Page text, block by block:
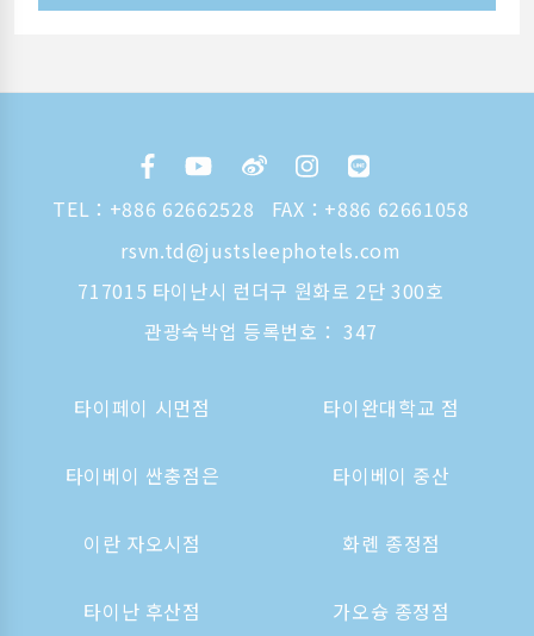
TEL： +886 62662528
FAX：+886 62661058
rsvn.td@justsleephotels.com
717015 타이난시 런더구 원화로 2단 300호
관광숙박업 등록번호： 347
타이페이 시먼점 타이완대학교 점
타이베이 싼충점은 타이베이 중산
이란 자오시점 화롄 종정점
타이난 후산점 가오슝 종정점